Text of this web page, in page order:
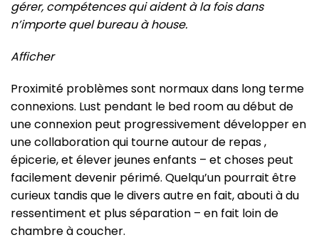
gérer, compétences qui aident à la fois dans
n’importe quel bureau à house.
Afficher
Proximité problèmes sont normaux dans long terme
connexions. Lust pendant le bed room au début de
une connexion peut progressivement développer en
une collaboration qui tourne autour de repas ,
épicerie, et élever jeunes enfants – et choses peut
facilement devenir périmé. Quelqu’un pourrait être
curieux tandis que le divers autre en fait, abouti à du
ressentiment et plus séparation – en fait loin de
chambre à coucher.